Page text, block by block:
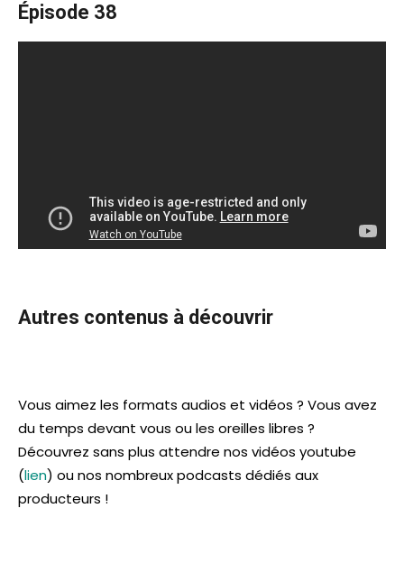
Épisode 38
Autres contenus à découvrir
Vous aimez les formats audios et vidéos ? Vous avez
du temps devant vous ou les oreilles libres ?
Découvrez sans plus attendre nos vidéos youtube
(lien) ou nos nombreux podcasts dédiés aux
producteurs !